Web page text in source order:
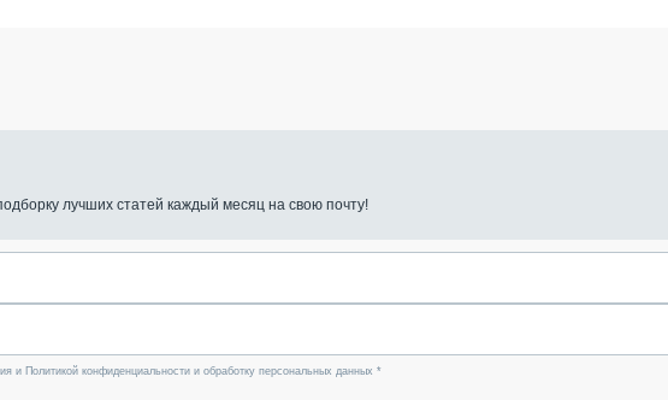
лучших статей каждый месяц на свою почту!
и Политикой конфиденциальности и обработку персональных данных *